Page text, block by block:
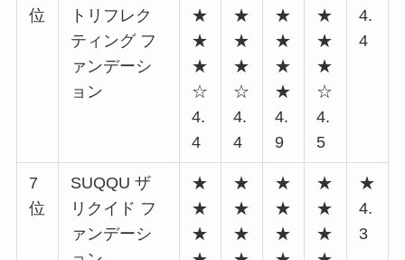
位
トリフレク
ティング フ
ァンデーシ
ョン
★
★
★
☆
4.
4
★
★
★
☆
4.
4
★
★
★
★
4.
9
★
★
★
☆
4.
5
4.
4
7
位
SUQQU ザ
リクイド フ
ァンデーシ
★
★
★
★
★
★
★
★
★
★
★
★
★
4.
3